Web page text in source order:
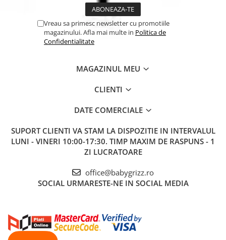
Vreau sa primesc newsletter cu promotiile
magazinului. Afla mai multe in Politica de
Confidentialitate
MAGAZINUL MEU
CLIENTI
DATE COMERCIALE
SUPORT CLIENTI VA STAM LA DISPOZITIE IN INTERVALUL
LUNI - VINERI 10:00-17:30. TIMP MAXIM DE RASPUNS - 1
ZI LUCRATOARE
office@babygrizz.ro
SOCIAL URMARESTE-NE IN SOCIAL MEDIA